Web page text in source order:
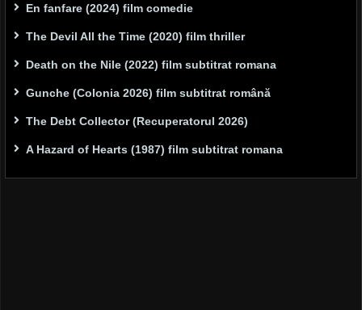
En fanfare (2024) film comedie
The Devil All the Time (2020) film thriller
Death on the Nile (2022) film subtitrat romana
Gunche (Colonia 2026) film subtitrat română
The Debt Collector (Recuperatorul 2026)
A Hazard of Hearts (1987) film subtitrat romana